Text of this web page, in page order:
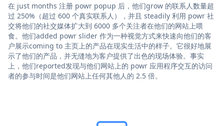
在 just months 注册 powr popup 后，他们grow 的联系人数量超
过 250%（超过 600 个真实联系人），并且 steadily 利用 powr 社
交将他们的社交媒体扩大到 6000 多个关注者在他们的网站上喂
食。他们added powr slider 作为一种视觉方式来快速向他们的客
户展示coming to 主页上的产品在现实生活中的样子。它很好地展
示了他们的产品，并无缝地为客户提供了出色的现场体验。事实
上，他们reported发现与他们网站上的 powr 应用程序交互的访问
者的参与时间是他们网站上任何其他人的 2.5 倍。